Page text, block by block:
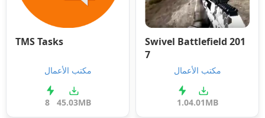
TMS Tasks
مكتب الأعمال
8 45.03MB
Swivel Battlefield 201
7
مكتب الأعمال
1.04.01MB